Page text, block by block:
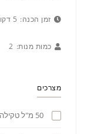
זמן הכנה: 5 דקות
כמות מנות: 2
מצרכים
50 מ"ל טקילה